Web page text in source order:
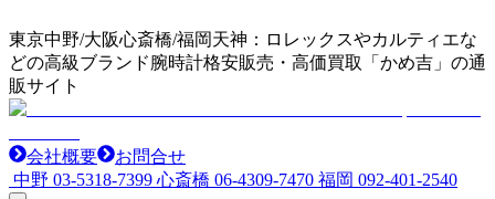
東京中野/大阪心斎橋/福岡天神：ロレックスやカルティエな
どの高級ブランド腕時計格安販売・高価買取「かめ吉」の通
販サイト
会社概要
お問合せ
中野 03-5318-7399 心斎橋 06-4309-7470 福岡 092-401-2540